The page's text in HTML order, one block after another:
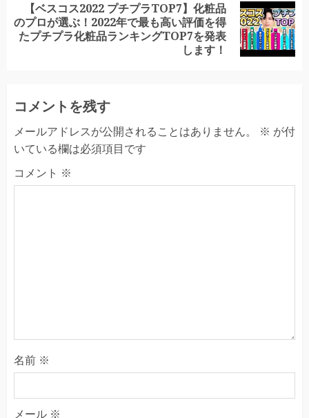
Next
post:
【ベスコス2022 プチプラTOP7】化粧品
のプロが選ぶ！2022年で最も高い評価を得
たプチプラ化粧品ランキングTOP7を発表
します！
コメントを残す
メールアドレスが公開されることはありません。 ※ が付
いている欄は必須項目です
コメント ※
名前 ※
メール ※